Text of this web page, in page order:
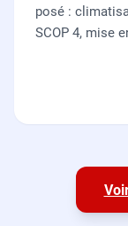
posé :
SCOP 4, mise